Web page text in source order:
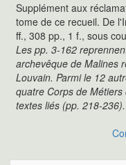
Supplément aux
tome de ce recueil. De
ff., 308 pp., 1 f., sous
Les pp. 3-162
archevêque de Malines
Louvain. Parmi le 12
quatre Corps de
textes liés (pp. 218-236).